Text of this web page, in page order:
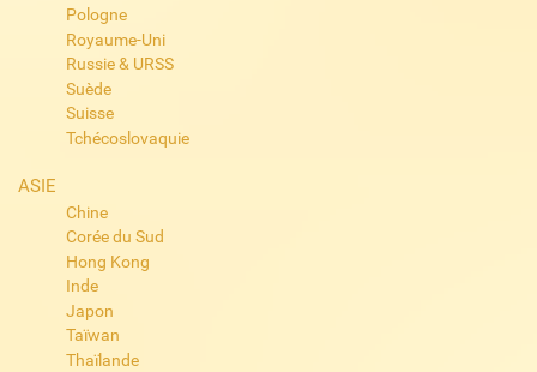
Pologne
Royaume-Uni
Russie & URSS
Suède
Suisse
Tchécoslovaquie
ASIE
Chine
Corée du Sud
Hong Kong
Inde
Japon
Taïwan
Thaïlande